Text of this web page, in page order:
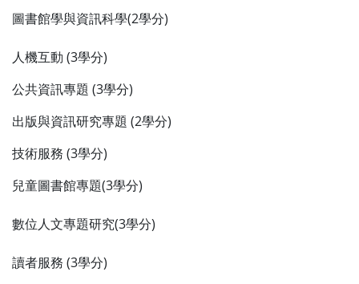
圖書館學與資訊科學(2學分)
人機互動 (3學分)
公共資訊專題 (3學分)
出版與資訊研究專題 (2學分)
技術服務 (3學分)
兒童圖書館專題(3學分)
數位人文專題研究(3學分)
讀者服務 (3學分)